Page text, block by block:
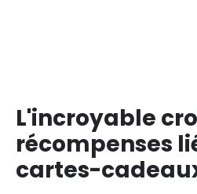
L'incroyable
récompenses
cartes-